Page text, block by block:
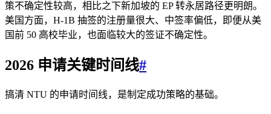
策不确定性较高，相比之下新加坡的 EP 转永居路径更明朗。
美国方面，H‑1B 抽签的注册量很大、中签率偏低，即便从美
国前 50 高校毕业，也面临较大的签证不确定性。
2026 申请关键时间线#
搞清 NTU 的申请时间线，是制定成功策略的基础。